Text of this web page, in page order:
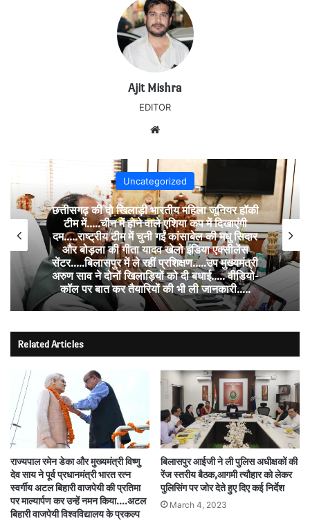
Ajit Mishra
EDITOR
Uncategorized
निर्माणाधीन मकान में करंट का कहर….दो की दर्दनाक
मौत, जांच में जुटी पुलिस,
Related Articles
राज्यपाल रमेन डेका और मुख्यमंत्री विष्णु
देव साय ने पूर्व प्रधानमंत्री भारत रत्न
स्वर्गीय अटल बिहारी वाजपेयी की प्रतिमा
पर माल्यार्पण कर उन्हें नमन किया….अटल
बिहारी वाजपेयी विश्वविद्यालय के प्रकल्प
बिलासपुर आईजी ने ली पुलिस अधीक्षकों की
रेंज स्तरीय बैठक,आगमी त्यौहार को लेकर
पुलिसिंग पर जोर देते हुए दिए कई निर्देश
March 4, 2023